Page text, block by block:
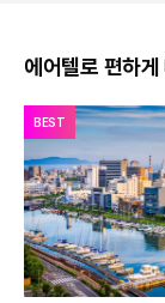
에어텔로 편하
BEST